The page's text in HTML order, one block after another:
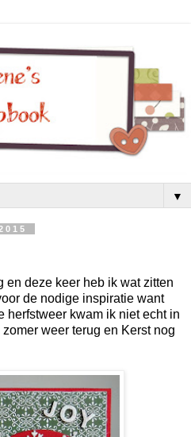
▼
en deze keer heb ik wat zitten
de nodige inspiratie want
herfstweer kwam ik niet echt in
weer terug en Kerst nog